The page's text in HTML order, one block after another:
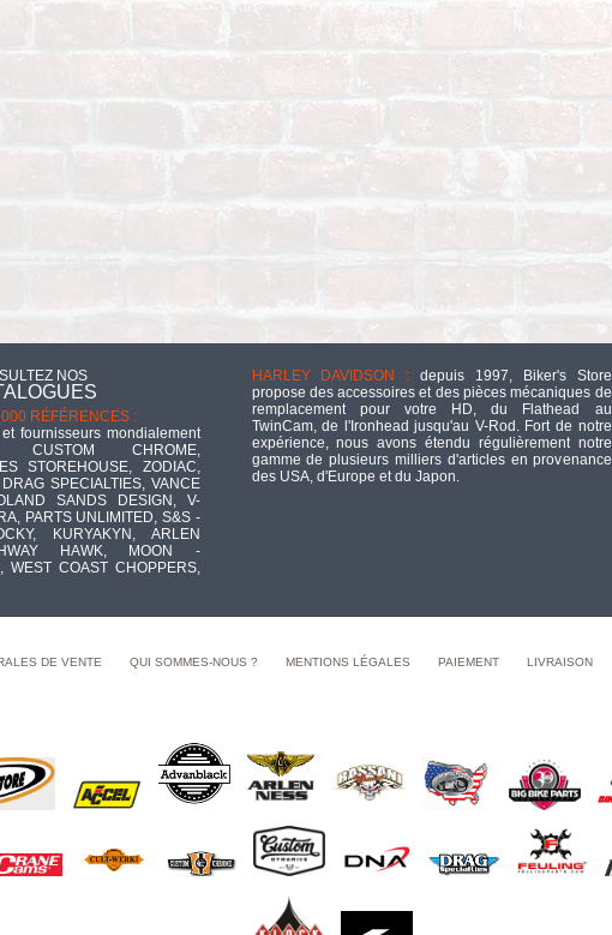
NOS
RÉFÉRENCES :
fournisseurs mondialement
CHROME,
STOREHOUSE, ZODIAC,
SPECIALTIES, VANCE
SANDS DESIGN, V-
PARTS UNLIMITED, S&S -
KURYAKYN, ARLEN
HAWK, MOON -
WEST COAST CHOPPERS,
HARLEY DAVIDSON : depuis 1997, Biker's Store
propose des accessoires et des pièces mécaniques de
remplacement pour votre HD, du Flathead au
TwinCam, de l'Ironhead jusqu'au V-Rod. Fort de notre
expérience, nous avons étendu régulièrement notre
gamme de plusieurs milliers d'articles en provenance
des USA, d'Europe et du Japon.
DE VENTE QUI SOMMES-NOUS ? MENTIONS LÉGALES PAIEMENT LIVRAISON